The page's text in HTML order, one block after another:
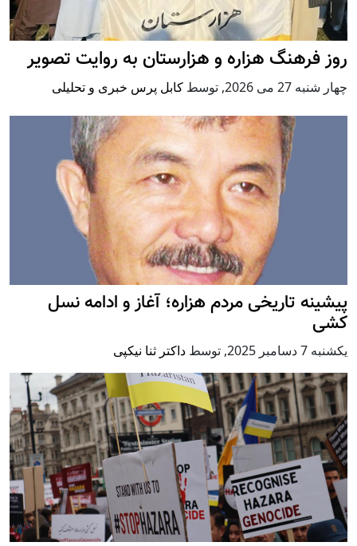
روز فرهنگ هزاره و هزارستان به روایت تصویر
چهار شنبه 27 می 2026 , توسط کابل پرس خبری و تحلیلی
پيشينه تاريخی مردم هزاره؛ آغاز و ادامه نسل
کشی
يكشنبه 7 دسامبر 2025 , توسط داکتر ثنا نیکپی